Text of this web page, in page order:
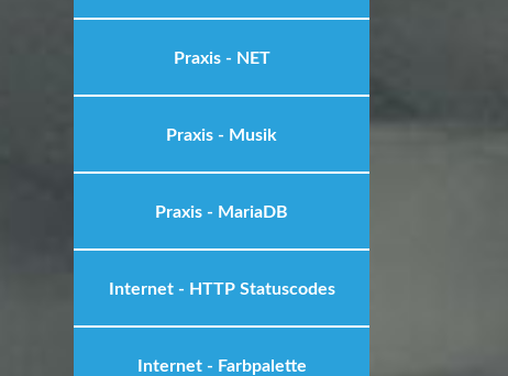
Praxis - NET
Praxis - Musik
Praxis - MariaDB
Internet - HTTP Statuscodes
Internet - Farbpalette